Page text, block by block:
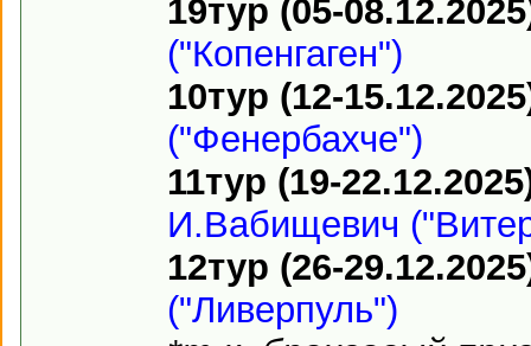
19тур (05-
("Копенгаген")
10тур (12-
("Фенербахче")
11тур (19-
И.Вабищевич
12тур (26-
("Ливерпуль")